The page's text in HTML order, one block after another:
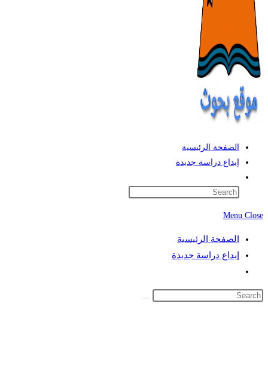
الصفحة الرئيسية
إيداع دراسة جديدة
website
Menu Close
الصفحة الرئيسية
إيداع دراسة جديدة
search